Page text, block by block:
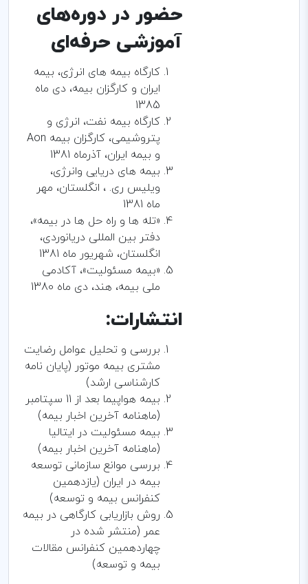
حضور در دوره‌های
آموزشی حرفه‌ای
کارگاه بیمه های انرژی، بیمه
ایران و کارگزان بیمه، دی ماه
1385
کارگاه بیمه نفت، انرژی و
پتروشیمی، کارگزان بیمه Aon
و بیمه ایران، آذرماه 1381
بیمه های دریایی وانرژی،
ویلیس ری. ، انگلستان، مهر
ماه 1381
«تله ها و راه حل ها در بیمه»،
دفتر بین المللی دریانوردی،
انگلستان، شهریور ماه 1381
«بیمه مسئولیت»، آکادمی
ملی بیمه، هند، دی ماه 1380
انتشارات:
بررسی و تحلیل عوامل رضایت
مشتری بیمه موتور (پایان نامه
کارشناسی ارشد)
بیمه هواپیما بعد از 11 سپتامبر
(ماهنامه آخرین اخبار بیمه)
بیمه مسئولیت در ایتالیا
(ماهنامه آخرین اخبار بیمه)
بررسی موانع سازمانی توسعه
بیمه در ایران (یازدهمین
کنفرانس بیمه و توسعه)
روش بازاریابی کارگاهی در بیمه
عمر (منتشر شده در
چهاردهمین کنفرانس مقالات
بیمه و توسعه)